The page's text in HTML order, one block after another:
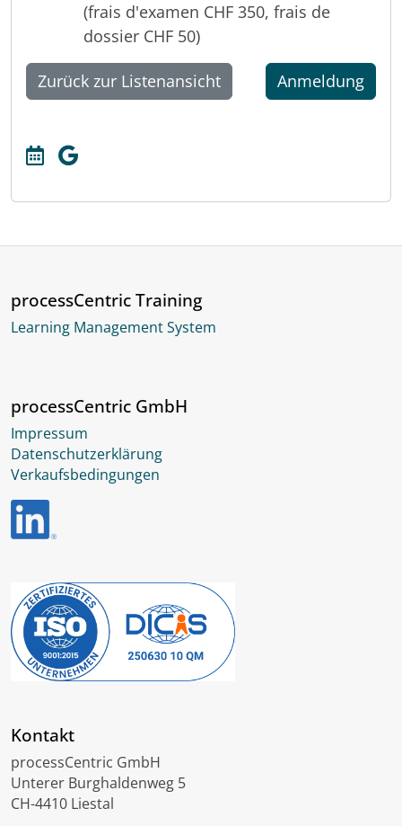
(frais d'examen CHF 350, frais de
dossier CHF 50)
Zurück zur Listenansicht Anmeldung
processCentric Training
Learning Management System
processCentric GmbH
Impressum
Datenschutzerklärung
Verkaufsbedingungen
Kontakt
processCentric GmbH
Unterer Burghaldenweg 5
CH-4410 Liestal